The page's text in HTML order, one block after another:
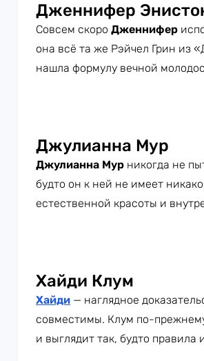
Дженнифер
Совсем скоро Дженнифер
она всё та же Рэйчел Грин из
нашла формулу вечной
Джулианна Мур
Джулианна Мур никогда не
будто он к ней не имеет
естественной красоты и
Хайди Клум
Хайди — наглядное
совместимы. Клум по-
и выглядит так, будто правила